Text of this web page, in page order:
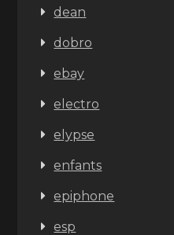
dean
dobro
ebay
electro
elypse
enfants
epiphone
esp